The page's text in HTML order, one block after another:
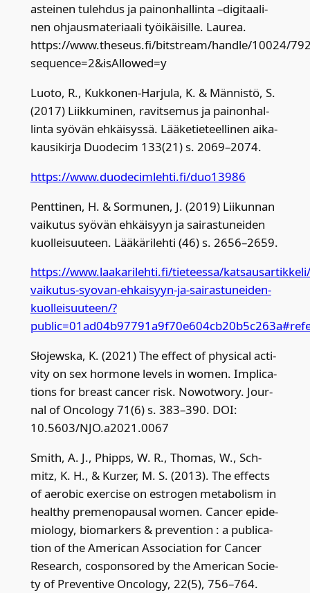
astei­nen tuleh­dus ja pai­non­hal­lin­ta –digi­taa­li­
nen ohjaus­ma­te­ri­aa­li työi­käi­sil­le. Lau­rea.
https://www.theseus.fi/bitstream/handle/10024/
sequence=2&isAllowed=y
Luo­to, R., Kuk­ko­nen-Har­ju­la, K. & Män­nis­tö, S.
(2017) Liik­ku­mi­nen, ravit­se­mus ja pai­non­hal­
lin­ta syö­vän ehkäi­sys­sä. Lää­ke­tie­teel­li­nen aika­
kausi­kir­ja Duo­decim 133(21) s. 2069–2074.
https://www.duodecimlehti.fi/duo13986
Pent­ti­nen, H. & Sor­mu­nen, J. (2019) Lii­kun­nan
vai­ku­tus syö­vän ehkäi­syyn ja sai­ras­tu­nei­den
kuol­lei­suu­teen. Lää­kä­ri­leh­ti (46) s. 2656–2659.
https://www.laakarilehti.fi/tieteessa/
vaikutus-syovan-ehkaisyyn-ja-sairastuneiden-
kuolleisuuteen/?
Sło­jews­ka, K. (2021) The effect of phy­sical acti­
vi­ty on sex hor­mo­ne levels in women. Implica­
tions for breast cancer risk. Nowotwo­ry. Jour­
nal of Onco­lo­gy 71(6) s. 383–390. DOI:
10.5603/NJO.a2021.0067
Smith, A. J., Phipps, W. R., Tho­mas, W., Sch­
mitz, K. H., & Kurzer, M. S. (2013). The effects
of aero­bic exerci­se on estro­gen meta­bo­lism in
healt­hy pre­me­no­pausal women. Cancer epi­de­
mio­lo­gy, bio­mar­kers & pre­ven­tion : a publica­
tion of the Ame­rican Associa­tion for Cancer
Research, cos­pon­so­red by the Ame­rican Socie­
ty of Pre­ven­ti­ve Onco­lo­gy, 22(5), 756–764.